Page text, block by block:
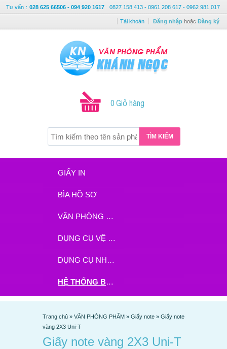
Tư vấn : 028 625 66506 - 094 920 1617 0827 158 413 - 0961 208 617 - 0962 981 017
Tài khoản Đăng nhập hoặc Đăng ký
0 Giỏ hàng
TÌM KIẾM
GIẤY IN
BÌA HỒ SƠ
VĂN PHÒNG PHẨM
DỤNG CỤ VỆ SINH
DỤNG CỤ NHÀ BẾP
HỆ THỐNG BHX - TGDĐ ĐẶT HÀNG TẠI ĐÂY
Trang chủ » VĂN PHÒNG PHẨM » Giấy note » Giấy note
vàng 2X3 Uni-T
Giấy note vàng 2X3 Uni-T